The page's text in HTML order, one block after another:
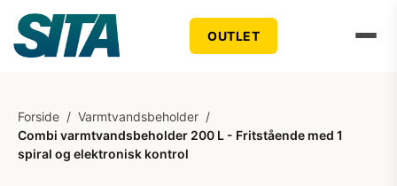
OUTLET
Forside / Varmtvandsbeholder /
Combi varmtvandsbeholder 200 L - Fritstående med 1
spiral og elektronisk kontrol